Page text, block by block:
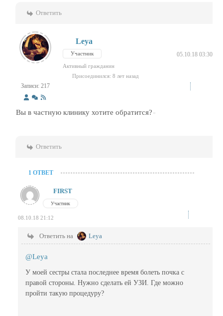
Ответить
Записи: 217
Leya
Участник 05.10.18 03:30
Активный гражданин
Присоединился: 8 лет назад
Вы в частную клинику хотите обратится?
Ответить
1 ОТВЕТ
FIRST
Участник
08.10.18 21:12
Ответить на Leya
@Leya
У моей сестры стала последнее время болеть почка с
правой стороны. Нужно сделать ей УЗИ. Где можно
пройти такую процедуру?